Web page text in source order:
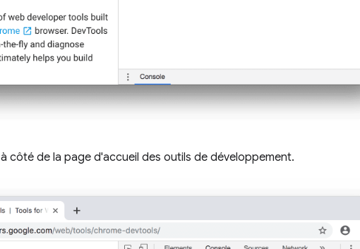
à côté de la page d'accueil des outils de développement.